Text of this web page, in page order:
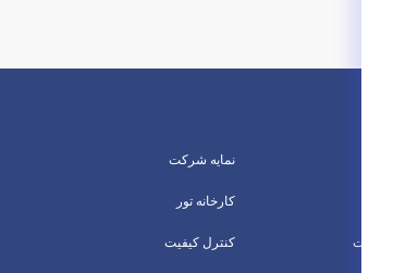
نمایه شرکت
کارخانه تور
کنترل کیفیت نقشه سایت